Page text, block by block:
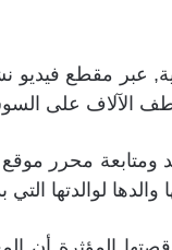
عبر مقطع فيديو
الآلاف على
محرر موقع
والدها لوالدتها